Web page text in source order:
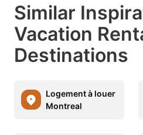
Similar
Vacation
Destinations
Logement à louer
Montreal